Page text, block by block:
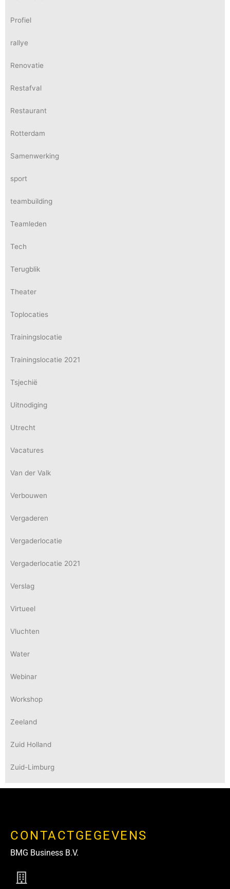
Profiel
rallye
Renovatie
Restafval
Restaurant
Rotterdam
Samenwerking
sport
teambuilding
Teamleden
Tech
Terugblik
Theater
Toplocaties
Trainingslocatie
Trainingslocatie 2021
Tsjechië
Uitnodiging
Utrecht
Vacatures
Van der Valk
Verbouwen
Vergaderen
Vergaderlocatie
Vergaderlocatie 2021
Verslag
Virtueel
Vluchten
Water
Webinar
Workshop
Zeeland
Zuid Holland
Zuid-Limburg
CONTACTGEGEVENS
BMG Business B.V.